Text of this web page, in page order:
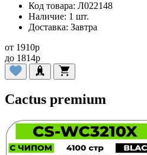
Код товара: Л022148
Наличие: 1 шт.
Доставка: Завтра
от 1910p
до 1814p
Cactus premium